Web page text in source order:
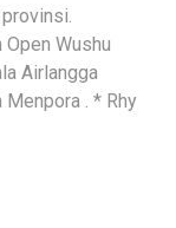
Wushu
Airlangga
. * Rhy